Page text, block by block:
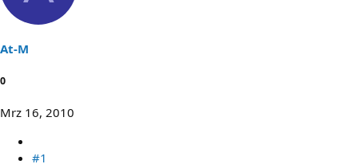
At-M
0
Mrz 16, 2010
#1